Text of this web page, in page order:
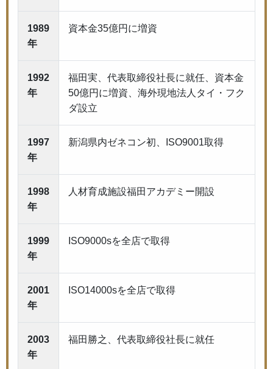
1989
年
資本金35億円に増資
1992
年
福田実、代表取締役社長に就任、資本金
50億円に増資、海外現地法人タイ・フク
ダ設立
1997
年
新潟県内ゼネコン初、ISO9001取得
1998
年
人材育成施設福田アカデミー開設
1999
年
ISO9000sを全店で取得
2001
年
ISO14000sを全店で取得
2003
年
福田勝之、代表取締役社長に就任